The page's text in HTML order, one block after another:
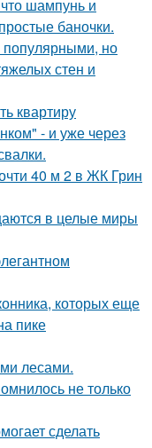
шампунь и
баночки.
популярными, но
стен и
квартиру
- и уже через
40 м 2 в ЖК Грин
в целые миры
которых еще
пике
лесами.
не только
сделать